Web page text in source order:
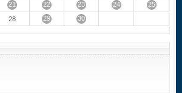
21 22 23 24
25
28 29 30